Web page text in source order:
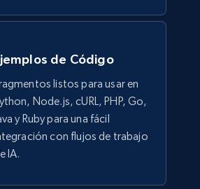
info
seller id, Seller name, Seller
email, Seller phone, Seller
de Código
listos para usar en
Node.js, cURL, PHP, Go,
y Ruby para una fácil
con flujos de trabajo
IA.